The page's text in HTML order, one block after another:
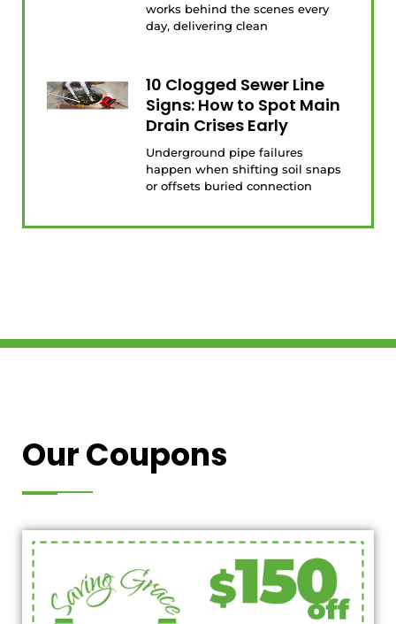
works behind the scenes every
day, delivering clean
10 Clogged Sewer Line
Signs: How to Spot Main
Drain Crises Early
Underground pipe failures
happen when shifting soil snaps
or offsets buried connection
Our Coupons